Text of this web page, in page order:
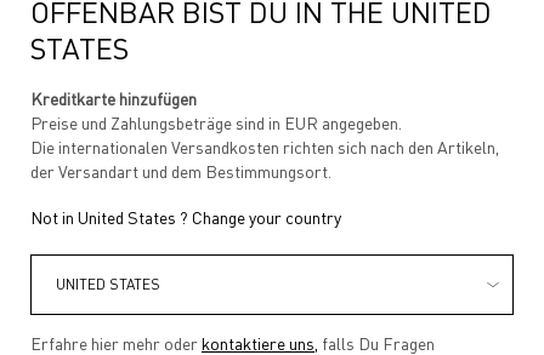
OFFENBAR BIST DU IN THE UNITED
STATES
Kreditkarte hinzufügen
Preise und Zahlungsbeträge sind in EUR angegeben.
Die internationalen Versandkosten richten sich nach den Artikeln,
der Versandart und dem Bestimmungsort.
Not in United States ? Change your country
Erfahre hier mehr oder kontaktiere uns, falls Du Fragen